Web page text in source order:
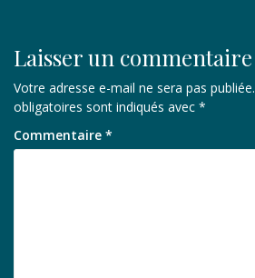
Laisser un commentaire
Votre adresse e-mail ne sera pas publiée.
obligatoires sont indiqués avec *
Commentaire *